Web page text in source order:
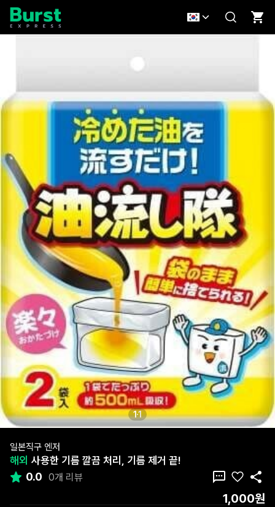
11
일본직구 엔저
해외 사용한 기름 깔끔 처리, 기름 제거 끝!
0.0 0개 리뷰
1,000원